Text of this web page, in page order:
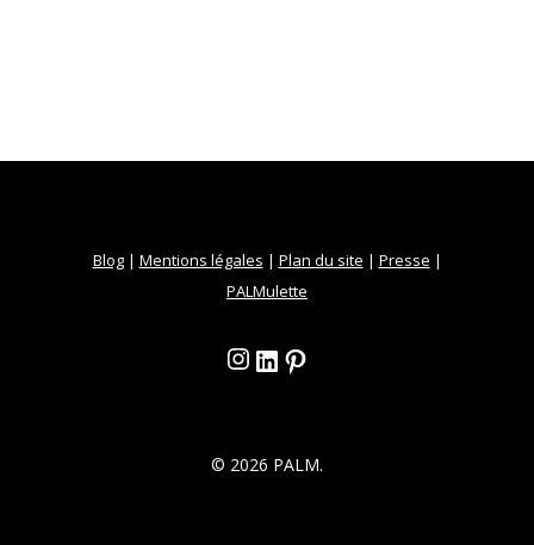
Blog| Mentions légales | Plan du site | Presse |
PALMulette
Instagram
LinkedIn
© 2026 PALM.